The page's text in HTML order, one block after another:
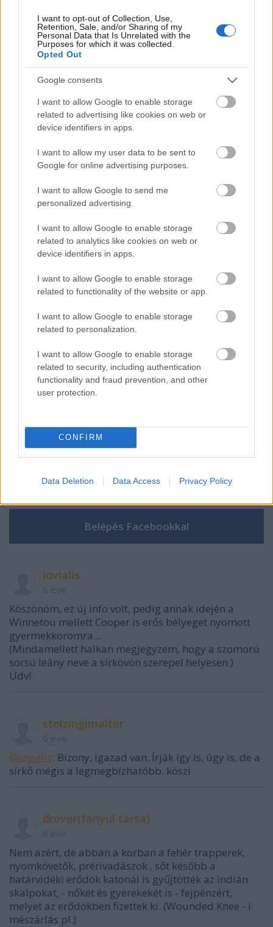
I want to opt-out of Collection, Use,
Retention, Sale, and/or Sharing of my
Personal Data that Is Unrelated with the
Purposes for which it was collected.
Opted Out
Google consents
I want to allow Google to enable storage
related to advertising like cookies on web or
device identifiers in apps.
I want to allow my user data to be sent to
Google for online advertising purposes.
I want to allow Google to send me
personalized advertising.
I want to allow Google to enable storage
related to analytics like cookies on web or
device identifiers in apps.
I want to allow Google to enable storage
related to functionality of the website or app.
I want to allow Google to enable storage
related to personalization.
I want to allow Google to enable storage
related to security, including authentication
functionality and fraud prevention, and other
user protection.
CONFIRM
Data Deletion Data Access Privacy Policy
Ironikus
Ki az a Pospischil?
Az üllő és a kalapács között
Ócseny harasó
Trakl-kalandok
A hozzászóláshoz be kell lépned!
iovialis
Köszönöm, ez új info volt, pedig annak idején a
Winnetou mellett Cooper is erős bélyeget nyomott
gyermekkoromra...
(Mindamellett halkan megjegyzem, hogy a szomorú
sorsú leány neve a sírkövön szerepel helyesen.)
Üdv!
stolzingimalter
@iovialis: Bizony, igazad van. Írják így is, úgy is, de a
sírkő mégis a legmegbízhatóbb. köszi
drover(fanyul társa)
Nem azért, de abban a korban a fehér trapperek,
nyomkövetők, prérivadászok , sőt később a
határvidéki erődök katonái is gyűjtötték az indián
skalpokat, - nőkét és gyerekekét is - fejpénzért,
melyet az erődökben fizettek ki. (Wounded Knee - i
mészárlás pl.)